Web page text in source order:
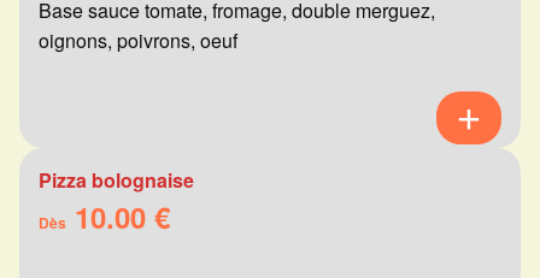
Base sauce tomate, fromage, double merguez,
oignons, poivrons, oeuf
Pizza bolognaise
Dès 10.00 €